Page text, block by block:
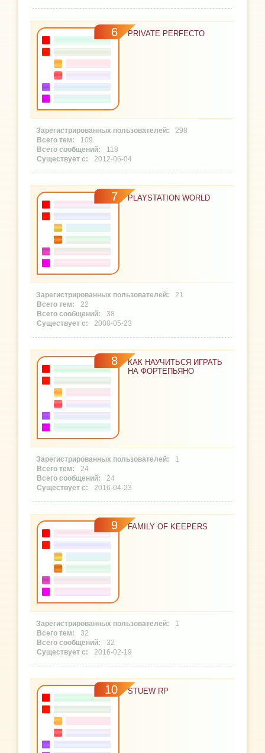
6 PRIVATE PERFECTO
298
109
118
2012-06-04
7 PLAYSTATION WORLD
21
22
38
2008-05-23
8
КАК НАУЧИТЬСЯ ИГРАТЬ
НА ФОРТЕПЬЯНО
1
24
24
2016-04-23
9 FAMILY OF KEEPERS
1
32
32
2016-02-19
10 STUEW RP